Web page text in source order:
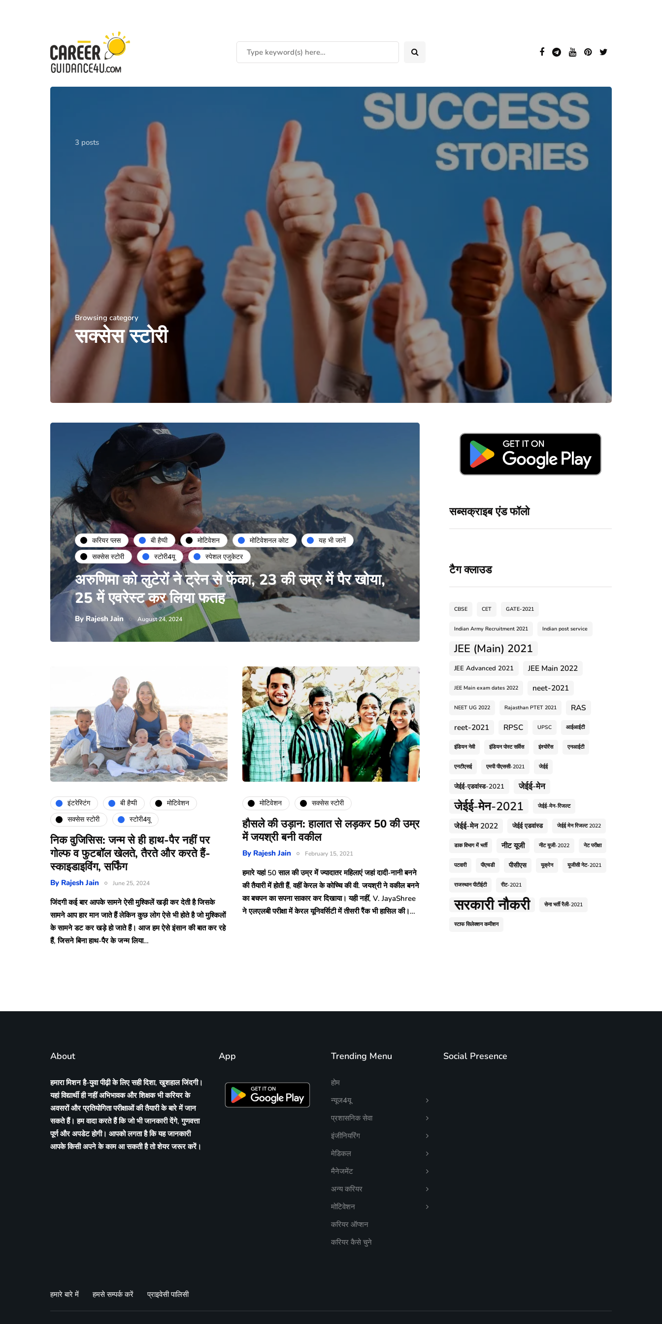
3 posts
Browsing category
सक्सेस स्टोरी
करियर प्लस बी हैप्पी मोटिवेशन मोटिवेशनल कोट
यह भी जानें
सक्सेस स्टोरी
स्टोरी4यू स्पेशल एजुकेटर
अरुणिमा को लुटेरों ने ट्रेन से फेंका, 23 की उम्र में पैर खोया,
25 में एवरेस्ट कर लिया फतह
By Rajesh Jain August 24, 2024
इंटरेस्टिंग बी हैप्पी
मोटिवेशन
सक्सेस स्टोरी
स्टोरी4यू
निक वुजिसिस: जन्म से ही हाथ-पैर नहीं पर
गोल्फ व फुटबॉल खेलते, तैरते और करते हैं-
स्काइडाइविंग, सर्फिंग
By Rajesh Jain June 25, 2024
जिंदगी कई बार आपके सामने ऐसी मुश्किलें खड़ी कर देती है जिसके
सामने आप हार मान जाते हैं लेकिन कुछ लोग ऐसे भी होते है जो मुश्किलों
के सामने डट कर खड़े हो जाते हैं। आज हम ऐसे इंसान की बात कर रहे
हैं, जिसने बिना हाथ-पैर के जन्म लिया…
मोटिवेशन सक्सेस स्टोरी
हौसले की उड़ान: हालात से लड़कर 50 की उम्र
में जयश्री बनी वकील
By Rajesh Jain February 15, 2021
हमारे यहां 50 साल की उम्र में ज्यादातर महिलाएं जहां दादी-नानी बनने
की तैयारी में होती हैं, वहीं केरल के कोच्चि की वी. जयश्री ने वकील बनने
का बचपन का सपना साकार कर दिखाया। यही नहीं, V. JayaShree
ने एलएलबी परीक्षा में केरल यूनिवर्सिटी में तीसरी रैंक भी हासिल की।…
सब्सक्राइब एंड फॉलो
टैग क्लाउड
CBSE CET GATE-2021
Indian Army Recruitment 2021 Indian post service
JEE (Main) 2021
JEE Advanced 2021 JEE Main 2022
JEE Main exam dates 2022 neet-2021
NEET UG 2022 Rajasthan PTET 2021
RAS
reet-2021
RPSC UPSC आईआईटी
इंडियन नेवी इंडियन पोस्ट सर्विस इंश्योरेंस एनआईटी
एनटीएसई एमपी पीएससी-2021 जेईई
जेईई-एडवांस्ड-2021 जेईई-मेन
जेईई-मेन-2021 जेईई-मेन-रिजल्ट
जेईई-मेन 2022 जेईई एडवांस्ड जेईई मेन रिजल्ट 2022
डाक विभाग में भर्ती नीट यूजी नीट यूजी-2022 नेट परीक्षा
पटवारी पीएचडी पीसीएस यूक्रेन यूजीसी नेट-2021
राजस्थान पीटीईटी रीट-2021
सरकारी नौकरी सेना भर्ती रैली-2021
स्टाफ सिलेक्शन कमीशन
About
हमारा मिशन है-युवा पीढ़ी के लिए सही दिशा, खुशहाल जिंदगी।
यहां विद्यार्थी ही नहीं अभिभावक और शिक्षक भी करियर के
अवसरों और प्रतियोगिता परीक्षाओं की तैयारी के बारे में जान
सकते हैं। हम वादा करते हैं कि जो भी जानकारी देंगे, गुणवत्ता
पूर्ण और अपडेट होगी। आपको लगता है कि यह जानकारी
आपके किसी अपने के काम आ सकती है तो शेयर जरूर करें।
App Trending Menu
होम
न्यूज4यू
प्रशासनिक सेवा
इंजीनियरिंग
मेडिकल
मैनेजमेंट
अन्य करियर
मोटिवेशन
करियर ऑप्शन
करियर कैसे चुने
Social Presence
हमारे बारे में हमसे सम्पर्क करें प्राइवेसी पालिसी